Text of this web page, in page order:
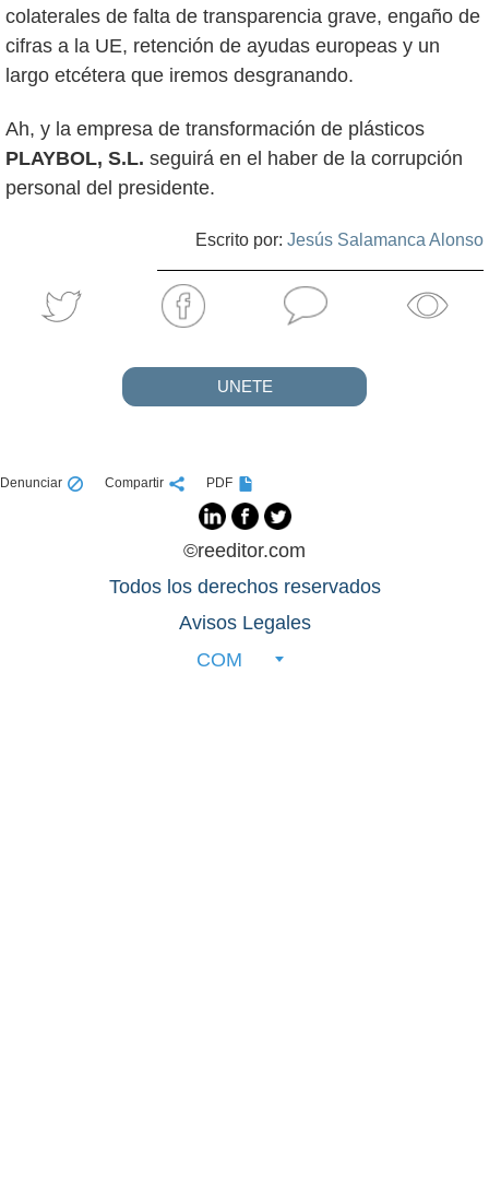
colaterales de falta de transparencia grave, engaño de
cifras a la UE, retención de ayudas europeas y un
largo etcétera que iremos desgranando.
Ah, y la empresa de transformación de plásticos
PLAYBOL, S.L. seguirá en el haber de la corrupción
personal del presidente.
Escrito por: Jesús Salamanca Alonso
UNETE
Denunciar Compartir PDF
©reeditor.com
Todos los derechos reservados
Avisos Legales